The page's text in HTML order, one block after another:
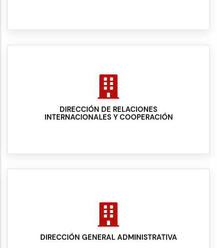
DIRECCIÓN DE RELACIONES
INTERNACIONALES Y COOPERACIÓN
DIRECCIÓN GENERAL ADMINISTRATIVA